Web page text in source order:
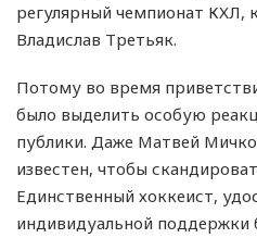
регулярный чемпионат КХЛ,
Владислав Третьяк.
Потому во время
было выделить особую
публики. Даже Матвей
известен, чтобы
Единственный хоккеист,
индивидуальной поддержки